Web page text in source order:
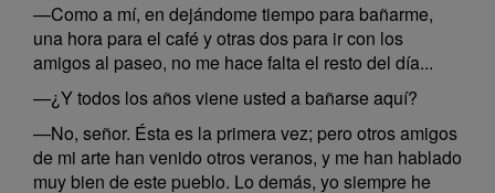
—Como a mí, en dejándome tiempo para bañarme,
una hora para el café y otras dos para ir con los
amigos al paseo, no me hace falta el resto del día...
—¿Y todos los años viene usted a bañarse aquí?
—No, señor. Ésta es la primera vez; pero otros amigos
de mi arte han venido otros veranos, y me han hablado
muy bien de este pueblo. Lo demás, yo siempre he